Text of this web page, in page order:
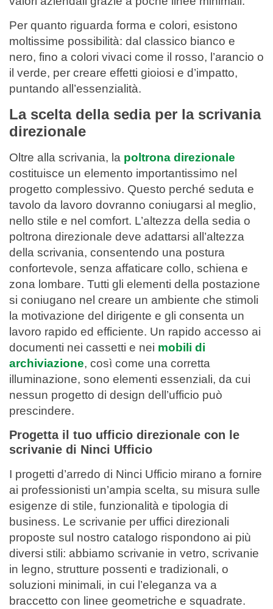
Per quanto riguarda forma e colori, esistono
moltissime possibilità: dal classico bianco e
nero, fino a colori vivaci come il rosso, l’arancio o
il verde, per creare effetti gioiosi e d’impatto,
puntando all’essenzialità.
La scelta della sedia per la scrivania
direzionale
Oltre alla scrivania, la poltrona direzionale
costituisce un elemento importantissimo nel
progetto complessivo. Questo perché seduta e
tavolo da lavoro dovranno coniugarsi al meglio,
nello stile e nel comfort. L’altezza della sedia o
poltrona direzionale deve adattarsi all’altezza
della scrivania, consentendo una postura
confortevole, senza affaticare collo, schiena e
zona lombare. Tutti gli elementi della postazione
si coniugano nel creare un ambiente che stimoli
la motivazione del dirigente e gli consenta un
lavoro rapido ed efficiente. Un rapido accesso ai
documenti nei cassetti e nei mobili di
archiviazione, così come una corretta
illuminazione, sono elementi essenziali, da cui
nessun progetto di design dell’ufficio può
prescindere.
Progetta il tuo ufficio direzionale con le
scrivanie di Ninci Ufficio
I progetti d’arredo di Ninci Ufficio mirano a fornire
ai professionisti un’ampia scelta, su misura sulle
esigenze di stile, funzionalità e tipologia di
business. Le scrivanie per uffici direzionali
proposte sul nostro catalogo rispondono ai più
diversi stili: abbiamo scrivanie in vetro, scrivanie
in legno, strutture possenti e tradizionali, o
soluzioni minimali, in cui l’eleganza va a
braccetto con linee geometriche e squadrate.